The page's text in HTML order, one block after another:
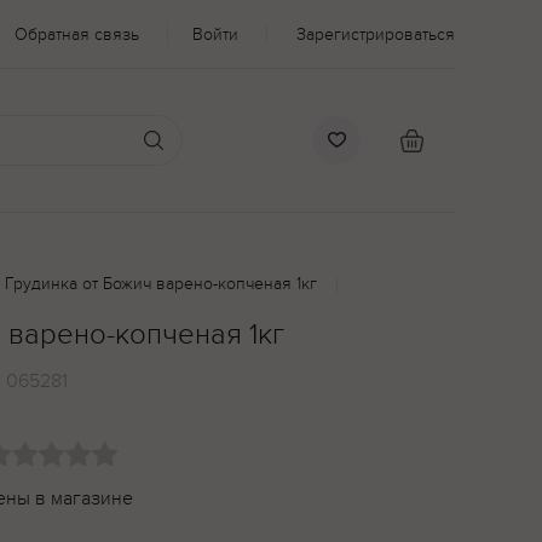
Обратная связь Войти Зарегистрироваться
Грудинка от Божич варено-копченая 1кг
копченая 1кг
065281
в магазине